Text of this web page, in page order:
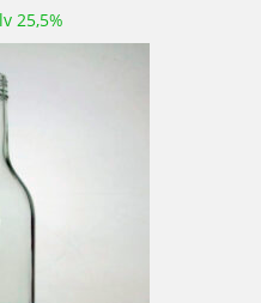
25,5%